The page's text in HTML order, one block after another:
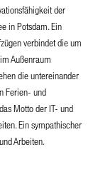
der
in Potsdam. Ein
verbindet die um
Außenraum
die untereinander
Ferien- und
Motto der IT- und
Ein sympathischer
Arbeiten.